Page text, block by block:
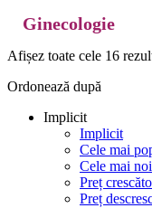
Ginecologie
Afișez toate cele 16
Ordonează după
Implicit
Implicit
Cele mai
Cele mai noi
Preț
Preț